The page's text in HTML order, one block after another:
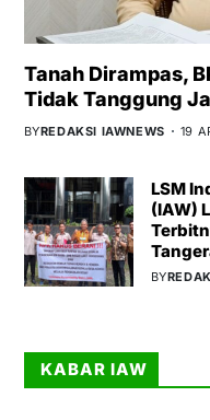
Tanah Dirampas,
Tidak Tanggung
BYREDAKSI IAWNEWS 19
LSM
(IAW)
BY
KABAR IAW